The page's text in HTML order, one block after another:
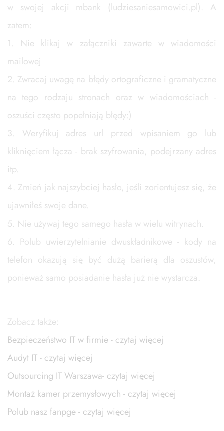
w swojej akcji mbank (ludziesaniesamowici.pl). A
zatem:
1. Nie klikaj w załączniki zawarte w wiadomości
mailowej
2. Zwracaj uwagę na błędy ortograficzne i gramatyczne
na tego rodzaju stronach oraz w wiadomościach -
oszuści często popełniają błędy:)
3. Weryfikuj adres url przed wpisaniem go lub
kliknięciem łącza - brak szyfrowania, podejrzany adres
itp.
4. Zmień jak najszybciej hasło, jeśli zorientujesz się, że
ujawniłeś swoje dane.
5. Nie używaj tego samego hasła w wielu witrynach.
6. Polub uwierzytelnianie dwuskładnikowe - kody na
telefon okazują się być dużą barierą dla oszustów,
ponieważ samo posiadanie hasła już nie wystarcza.
Zobacz także:
Bezpieczeństwo IT w firmie - czytaj więcej
Audyt IT - czytaj więcej
Outsourcing IT Warszawa- czytaj więcej
Montaż kamer przemysłowych - czytaj więcej
Polub nasz fanpge - czytaj więcej